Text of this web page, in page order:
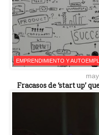
EMPRENDIMIENTO Y
Fracasos de ‘start up’